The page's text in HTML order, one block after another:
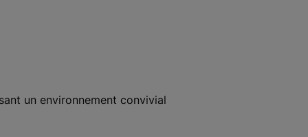
un environnement convivial